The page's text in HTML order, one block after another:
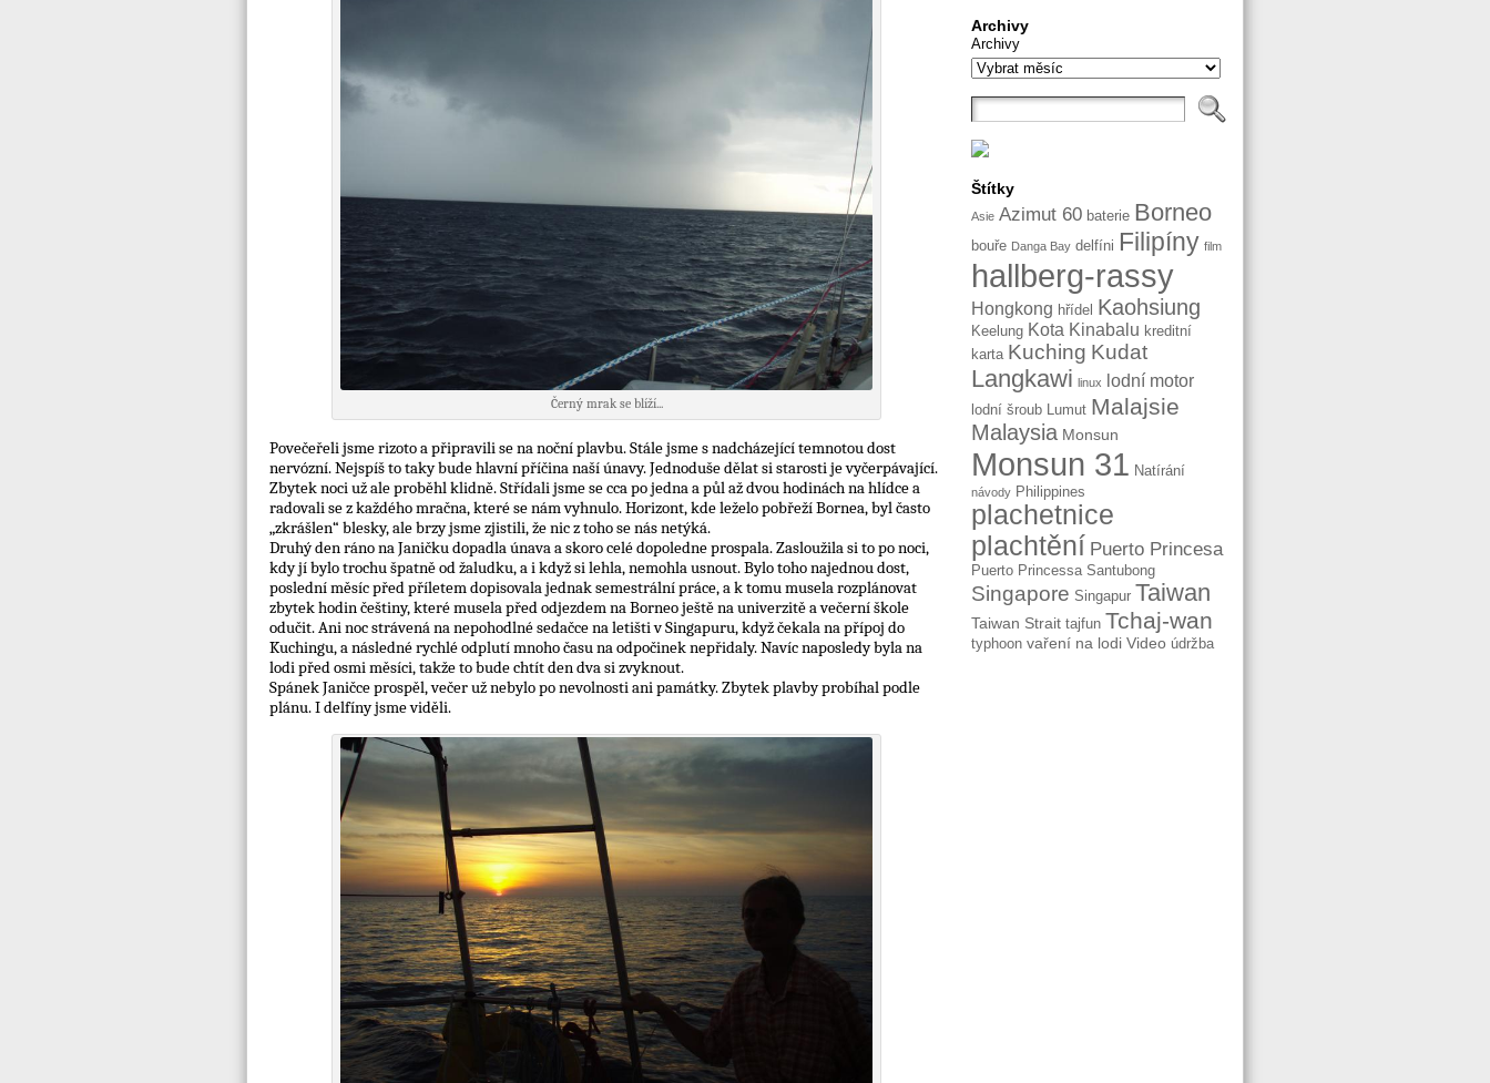
Černý mrak se blíží...
Povečeřeli jsme rizoto a připravili se na noční plavbu. Stále jsme s nadcházející temnotou dost
nervózní. Nejspíš to taky bude hlavní příčina naší únavy. Jednoduše dělat si starosti je vyčerpávající.
Zbytek noci už ale proběhl klidně. Střídali jsme se cca po jedna a půl až dvou hodinách na hlídce a
radovali se z každého mračna, které se nám vyhnulo. Horizont, kde leželo pobřeží Bornea, byl často
„zkrášlen“ blesky, ale brzy jsme zjistili, že nic z toho se nás netýká.
Druhý den ráno na Janičku dopadla únava a skoro celé dopoledne prospala. Zasloužila si to po noci,
kdy jí bylo trochu špatně od žaludku, a i když si lehla, nemohla usnout. Bylo toho najednou dost,
poslední měsíc před příletem dopisovala jednak semestrální práce, a k tomu musela rozplánovat
zbytek hodin češtiny, které musela před odjezdem na Borneo ještě na univerzitě a večerní škole
odučit. Ani noc strávená na nepohodlné sedačce na letišti v Singapuru, když čekala na přípoj do
Kuchingu, a následné rychlé odplutí mnoho času na odpočinek nepřidaly. Navíc naposledy byla na
lodi před osmi měsíci, takže to bude chtít den dva si zvyknout.
Spánek Janičce prospěl, večer už nebylo po nevolnosti ani památky. Zbytek plavby probíhal podle
plánu. I delfíny jsme viděli.
Archivy
Archivy
Štítky
Asie Azimut 60 baterie Borneo
bouře Danga Bay delfíni Filipíny film
hallberg-rassy
Hongkong hřídel Kaohsiung
Keelung Kota Kinabalu kreditní
karta Kuching Kudat
Langkawi linux lodní motor
lodní šroub Lumut Malajsie
Malaysia Monsun
Monsun 31 Natírání
návody Philippines
plachetnice
plachtění Puerto Princesa
Puerto Princessa Santubong
Singapore Singapur Taiwan
Taiwan Strait tajfun Tchaj-wan
typhoon vaření na lodi Video údržba